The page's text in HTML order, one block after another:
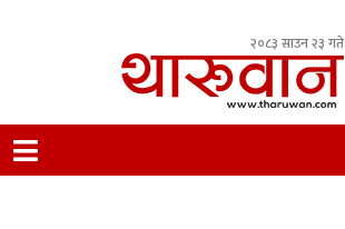
२०८३ साउन २३ गते
Nepal.